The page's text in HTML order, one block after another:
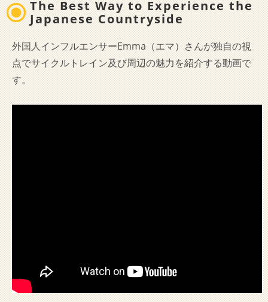
The Best Way to Experience the
Japanese Countryside
外国人インフルエンサーEmma（エマ）さんが独自の視
点でサイクルトレイン及び周辺の魅力を紹介する動画で
す。